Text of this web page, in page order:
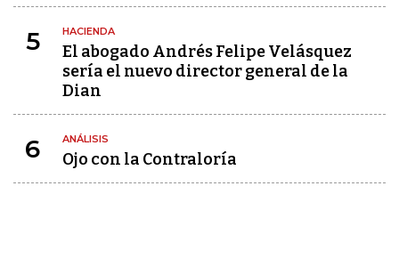
5 HACIENDA
El abogado Andrés Felipe Velásquez
sería el nuevo director general de la
Dian
6 ANÁLISIS
Ojo con la Contraloría